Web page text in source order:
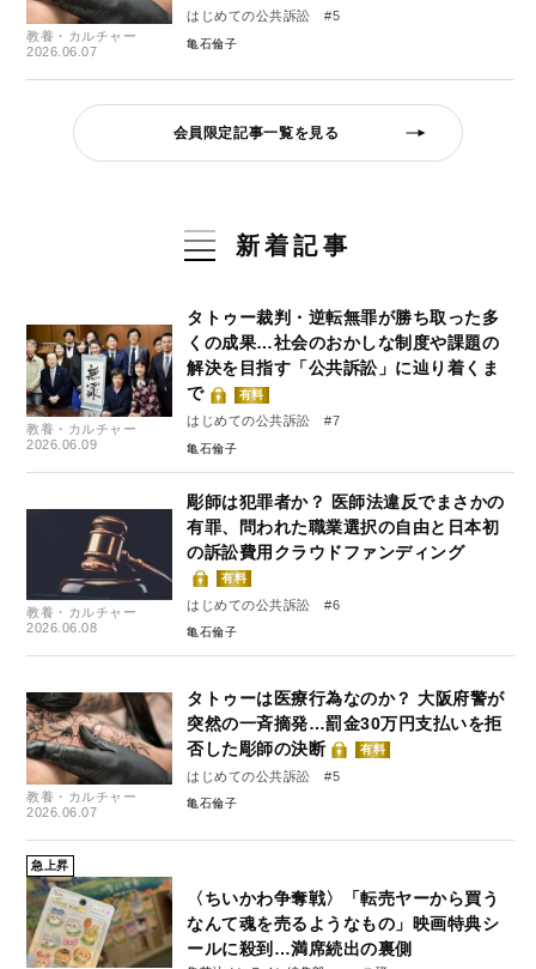
教養・カルチャー
2026.06.07
はじめての公共訴訟 #5
亀石倫子
会員限定記事一覧を見る
新着記事
教養・カルチャー
2026.06.09
タトゥー裁判・逆転無罪が勝ち取った多
くの成果…社会のおかしな制度や課題の
解決を目指す「公共訴訟」に辿り着くま
で
有料
はじめての公共訴訟 #7
亀石倫子
教養・カルチャー
2026.06.08
彫師は犯罪者か？ 医師法違反でまさかの
有罪、問われた職業選択の自由と日本初
の訴訟費用クラウドファンディング
有料
はじめての公共訴訟 #6
亀石倫子
教養・カルチャー
2026.06.07
タトゥーは医療行為なのか？ 大阪府警が
突然の一斉摘発…罰金30万円支払いを拒
否した彫師の決断
有料
はじめての公共訴訟 #5
亀石倫子
急上昇
〈ちいかわ争奪戦〉「転売ヤーから買う
なんて魂を売るようなもの」映画特典シ
ールに殺到…満席続出の裏側